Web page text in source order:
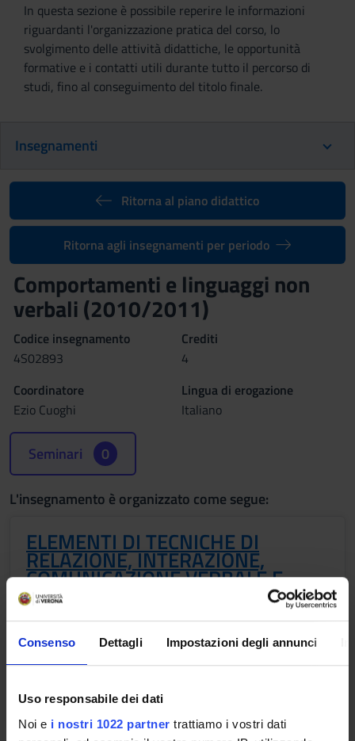
Consenso Dettagli Impostazioni degli annunci
Uso responsabile dei dati
Noi e i nostri 1022 partner trattiamo i vostri dati
In questa sezione è possibile reperire le informazioni
riguardanti l'organizzazione pratica del corso, lo
svolgimento delle attività didattiche, le opportunità
formative e i contatti utili durante tutto il percorso di
studi, fino al conseguimento del titolo finale.
Insegnamenti
Ritorna al piano didattico
Ritorna agli insegnamenti per periodo
Comportamenti e linguaggi non
verbali (2010/2011)
Codice insegnamento
4S02893
Crediti
4
Coordinatore
Ezio Cuoghi
Lingua di erogazione
Italiano
Seminari 0
L'insegnamento è organizzato come segue:
ELEMENTI DI TECNICHE DI
RELAZIONE, INTERAZIONE,
COMUNICAZIONE VERBALE E
NON VERBALE
Crediti
2
Periodo
I semestre
Ezio Cuoghi